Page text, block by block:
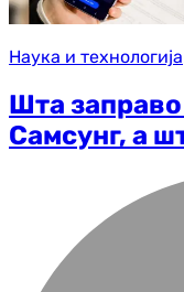
Наука и технологија
Шта
Самсунг, а